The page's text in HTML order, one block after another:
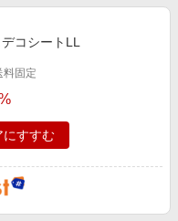
コシートLL
料固定
にすすむ